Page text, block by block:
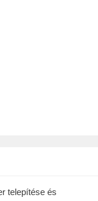
telepítése és